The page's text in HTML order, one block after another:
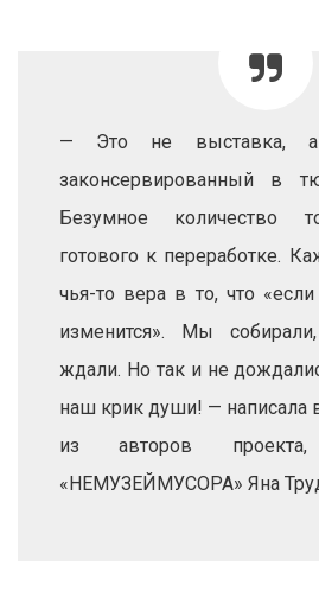
— Это не выставка, а
законсервированный в
Безумное количество
готового к переработке.
чья-то вера в то, что
изменится». Мы
ждали. Но так и не
наш крик души! — написала
из авторов
«НЕМУЗЕЙМУСОРА» Яна